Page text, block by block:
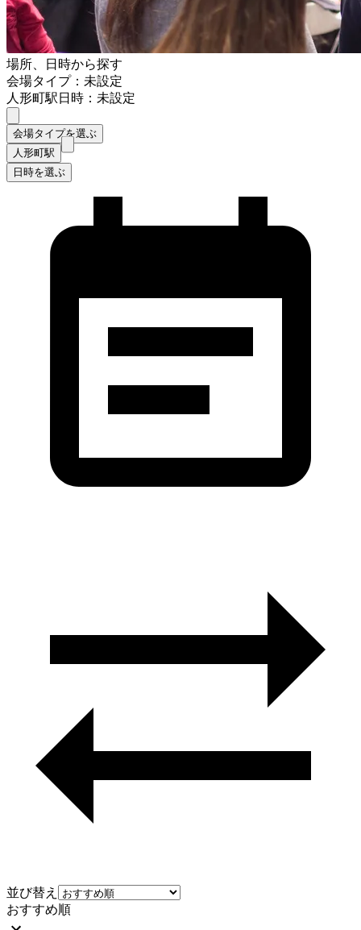
場所、日時から探す
会場タイプ：未設定
人形町駅日時：未設定
会場タイプを選ぶ
人形町駅
日時を選ぶ
並び替え
おすすめ順